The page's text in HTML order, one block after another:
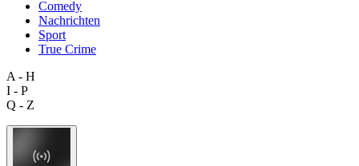
Comedy
Nachrichten
Sport
True Crime
A - H
I - P
Q - Z